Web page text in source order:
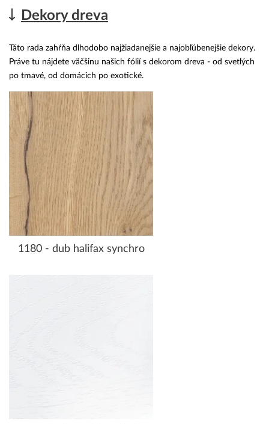
Dekory dreva
Táto rada zahŕňa dlhodobo najžiadanejšie a najobľúbenejšie dekory.
Práve tu nájdete väčšinu našich fólií s dekorom dreva - od svetlých
po tmavé, od domácich po exotické.
1180 - dub halifax synchro